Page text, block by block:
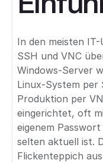
In den meisten IT-
SSH und VNC
Windows-Server
Linux-System per
Produktion per
eingerichtet, oft
eigenem
selten aktuell ist.
Flickenteppich